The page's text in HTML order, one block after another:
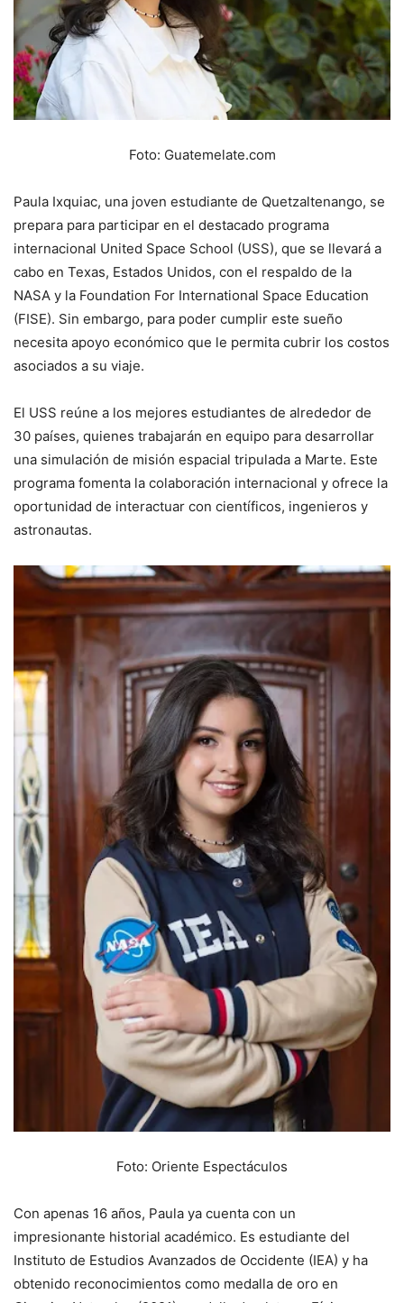
Foto: Guatemelate.com
Paula Ixquiac, una joven estudiante de Quetzaltenango, se
prepara para participar en el destacado programa
internacional United Space School (USS), que se llevará a
cabo en Texas, Estados Unidos, con el respaldo de la
NASA y la Foundation For International Space Education
(FISE). Sin embargo, para poder cumplir este sueño
necesita apoyo económico que le permita cubrir los costos
asociados a su viaje.
El USS reúne a los mejores estudiantes de alrededor de
30 países, quienes trabajarán en equipo para desarrollar
una simulación de misión espacial tripulada a Marte. Este
programa fomenta la colaboración internacional y ofrece la
oportunidad de interactuar con científicos, ingenieros y
astronautas.
Foto: Oriente Espectáculos
Con apenas 16 años, Paula ya cuenta con un
impresionante historial académico. Es estudiante del
Instituto de Estudios Avanzados de Occidente (IEA) y ha
obtenido reconocimientos como medalla de oro en